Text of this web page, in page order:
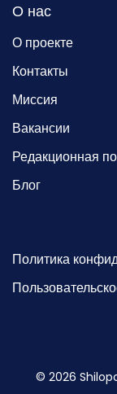
О нас
О проекте
Контакты
Миссия
Вакансии
Редакционная
Блог
Политика
© 2026